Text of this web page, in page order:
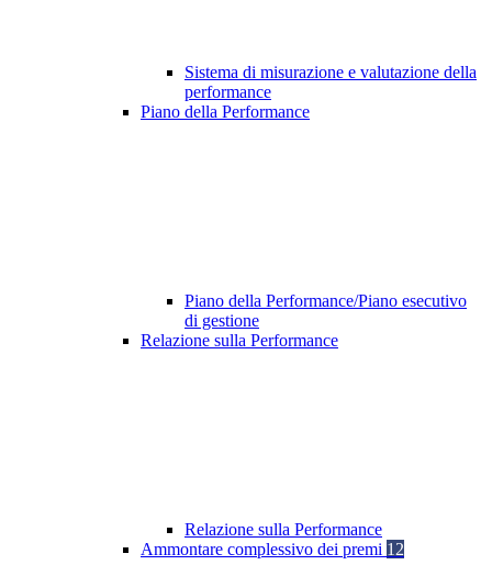
Sistema di misurazione e valutazione della
performance
Piano della Performance
Piano della Performance/Piano esecutivo
di gestione
Relazione sulla Performance
Relazione sulla Performance
Ammontare complessivo dei premi 12